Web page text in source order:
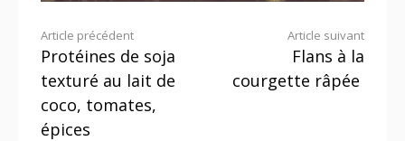
Lire
la
suite
Article précédent
Protéines de soja
texturé au lait de
coco, tomates,
épices
Article suivant
Flans à la
courgette râpée